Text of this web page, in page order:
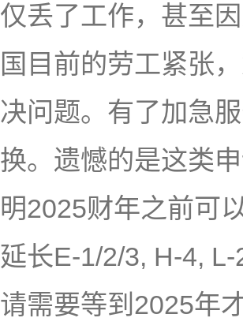
仅丢了工作，甚至
国目前的劳工紧张
决问题。有了加急
换。遗憾的是这类
明2025财年之前可
延长E-1/2/3, H-4,
请需要等到2025年